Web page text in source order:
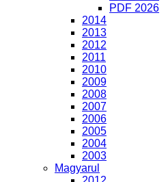
PDF 2026
2014
2013
2012
2011
2010
2009
2008
2007
2006
2005
2004
2003
Magyarul